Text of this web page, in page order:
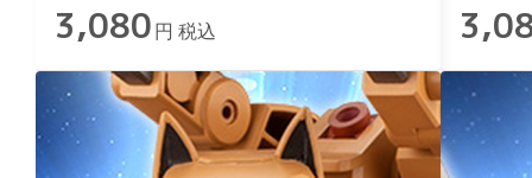
3,080 円 税込